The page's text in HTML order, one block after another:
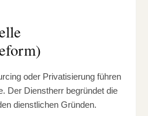
oder Privatisierung führen
Der Dienstherr begründet die
dienstlichen Gründen.